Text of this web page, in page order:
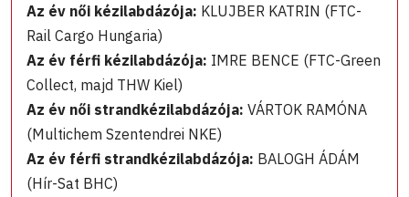
Az év női kézilabdázója: KLUJBER KATRIN (FTC-
Rail Cargo Hungaria)
Az év férfi kézilabdázója: IMRE BENCE (FTC-Green
Collect, majd THW Kiel)
Az év női strandkézilabdázója: VÁRTOK RAMÓNA
(Multichem Szentendrei NKE)
Az év férfi strandkézilabdázója: BALOGH ÁDÁM
(Hír-Sat BHC)